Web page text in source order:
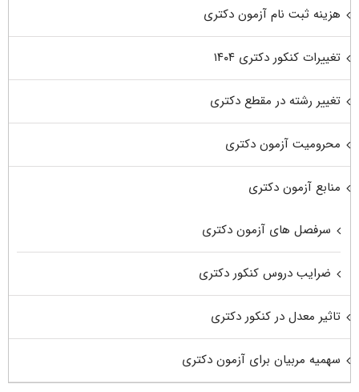
هزینه ثبت نام آزمون دکتری
تغییرات کنکور دکتری ۱۴۰۴
تغییر رشته در مقطع دکتری
محرومیت آزمون دکتری
منابع آزمون دکتری
سرفصل های آزمون دکتری
ضرایب دروس کنکور دکتری
تاثیر معدل در کنکور دکتری
سهمیه مربیان برای آزمون دکتری